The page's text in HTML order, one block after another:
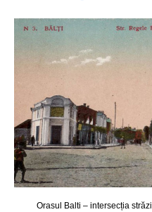
Orasul Balti – intersecția